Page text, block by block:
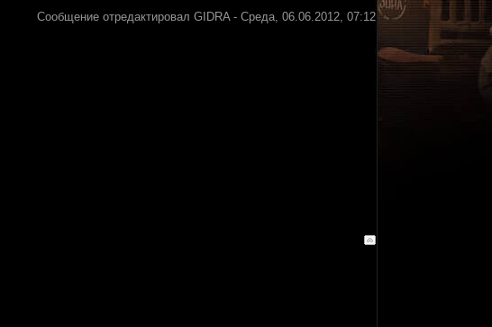
Сообщение отредактировал GIDRA- Среда, 06.06.2012, 07:12